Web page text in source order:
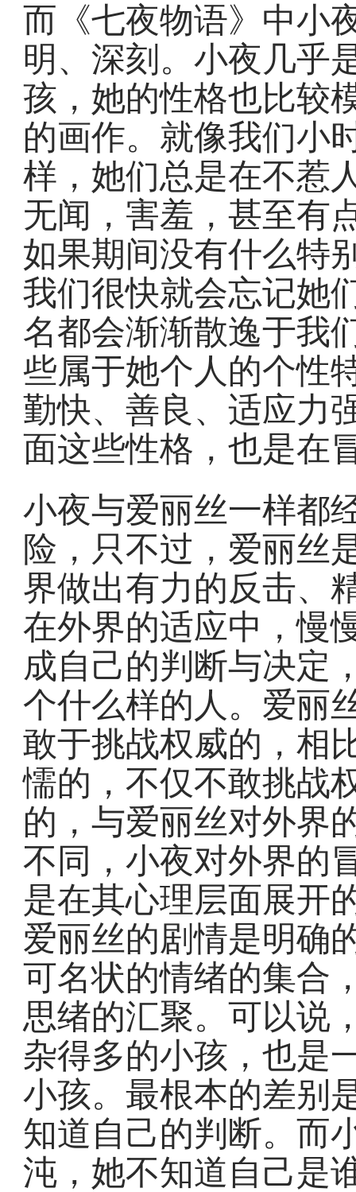
而《七夜物语》中小
明、深刻。小夜几乎
孩，她的性格也比较
的画作。就像我们小
样，她们总是在不惹
无闻，害羞，甚至有
如果期间没有什么特
我们很快就会忘记她
名都会渐渐散逸于我
些属于她个人的个性
勤快、善良、适应力
面这些性格，也是在
小夜与爱丽丝一样都
险，只不过，爱丽丝
界做出有力的反击、
在外界的适应中，慢
成自己的判断与决定
个什么样的人。爱丽
敢于挑战权威的，相
懦的，不仅不敢挑战
的，与爱丽丝对外界
不同，小夜对外界的
是在其心理层面展开
爱丽丝的剧情是明确
可名状的情绪的集合
思绪的汇聚。可以说
杂得多的小孩，也是
小孩。最根本的差别
知道自己的判断。而
沌，她不知道自己是